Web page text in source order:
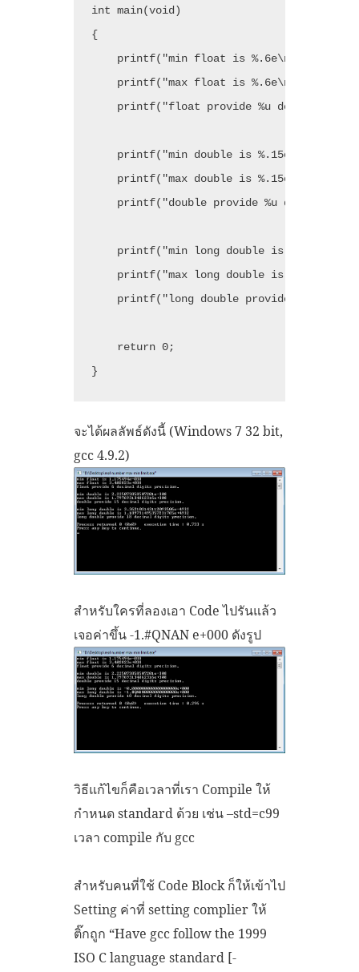
int main(void)
{
printf("min float is %.6e\n",
printf("max float is %.6e\n",
printf("float provide %u decimal
printf("min double is
printf("max double is %.15e\n",
printf("double provide %u decimal
printf("min long double is %.18Le\n",
printf("max long double is %.18Le\n",
printf("long double provide %u
    return 0;
จะได้ผลลัพธ์ดังนี้ (Windows 7 32 bit,
gcc 4.9.2)
สำหรับใครที่ลองเอา Code ไปรันแล้ว
เจอค่าขึ้น -1.#QNAN e+000 ดังรูป
วิธีแก้ไขก็คือเวลาที่เรา Compile ให้
กำหนด standard ด้วย เช่น –std=c99
เวลา compile กับ gcc
สำหรับคนที่ใช้ Code Block ก็ให้เข้าไป
Setting ค่าที่ setting complier ให้
ติ๊กถูก “Have gcc follow the 1999
ISO C language standard [-